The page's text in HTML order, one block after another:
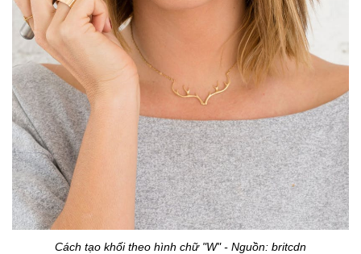
Cách tạo khối theo hình chữ "W" - Nguồn: britcdn